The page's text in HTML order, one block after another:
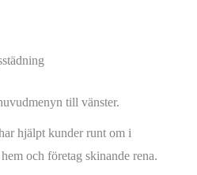
till vänster.
hjälpt kunder runt om i
och företag skinande rena.